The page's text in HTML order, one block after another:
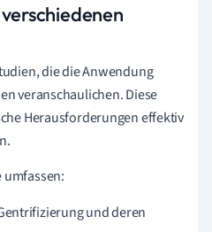
die die Anwendung
veranschaulichen. Diese
Herausforderungen effektiv
und deren